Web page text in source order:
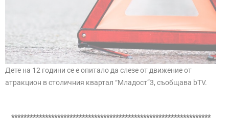
Дете на 12 години се е опитало да слезе от движение от
атракцион в столичния квартал “Младост”3, съобщава bTV.
*****************************************************************